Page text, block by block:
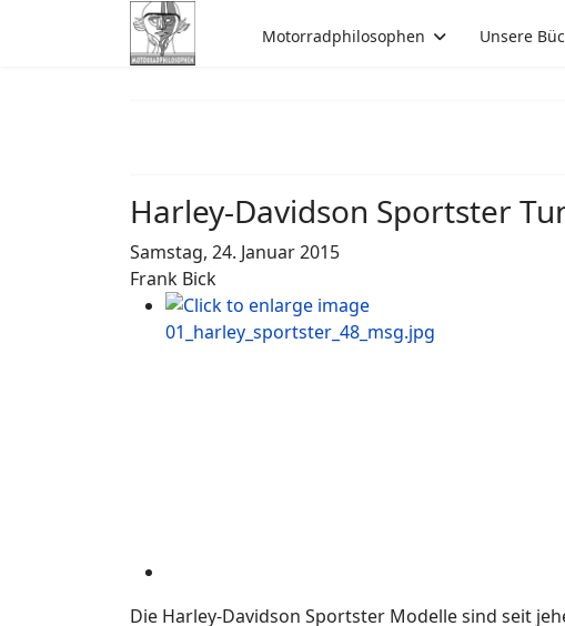
Motorradphilosophen Unsere
Harley-Davidson Sportster
Samstag, 24. Januar 2015
Frank Bick
Die Harley-Davidson Sportster Modelle sind seit